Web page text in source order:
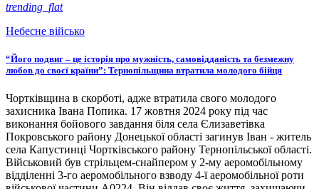
trending_flat
Небесне військо
“Його подвиг – це історія про мужність, самовідданість та безмежну
любов до своєї країни”: Тернопільщина втратила молодого бійця
Чортківщина в скорботі, адже втратила свого молодого
захисника Івана Попика. 17 жовтня 2024 року під час
виконання бойового завдання біля села Єлизаветівка
Покровського району Донецької області загинув Іван - житель
села Капустинці Чортківського району Тернопільської області.
Військовий був стрільцем-снайпером у 2-му аеромобільному
відділенні 3-го аеромобільного взводу 4-ї аеромобільної роти